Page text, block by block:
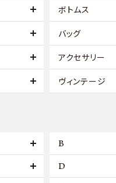
ボトムス
バッグ
アクセサリー
ヴィンテージ
B
D